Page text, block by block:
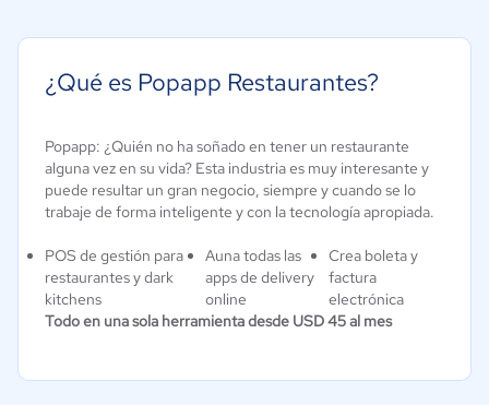
¿Qué es Popapp Restaurantes?
Popapp: ¿Quién no ha soñado en tener un restaurante
alguna vez en su vida? Esta industria es muy interesante y
puede resultar un gran negocio, siempre y cuando se lo
trabaje de forma inteligente y con la tecnología apropiada.
POS de gestión para
restaurantes y dark
kitchens
Auna todas las
apps de delivery
online
Crea boleta y
factura
electrónica
Todo en una sola herramienta desde USD 45 al mes